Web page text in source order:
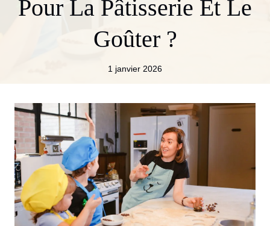
Pour La Pâtisserie Et Le
Goûter ?
1 janvier 2026